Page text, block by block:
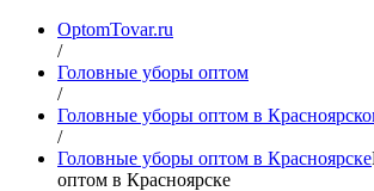
OptomTovar.ru
/
Головные уборы оптом
/
Головные уборы оптом в
/
Головные уборы оптом в Красноярске
оптом в Красноярске